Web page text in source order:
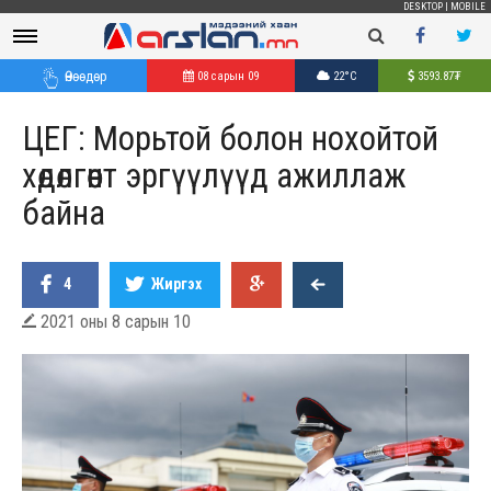
DESKTOP MOBILE
Өнөөдөр 08 сарын 09 22°C 3593.87₮
ЦЕГ: Морьтой болон нохойтой
хөдөлгөөнт эргүүлүүд ажиллаж
байна
4 Жиргэх
 2021 оны 8 сарын 10